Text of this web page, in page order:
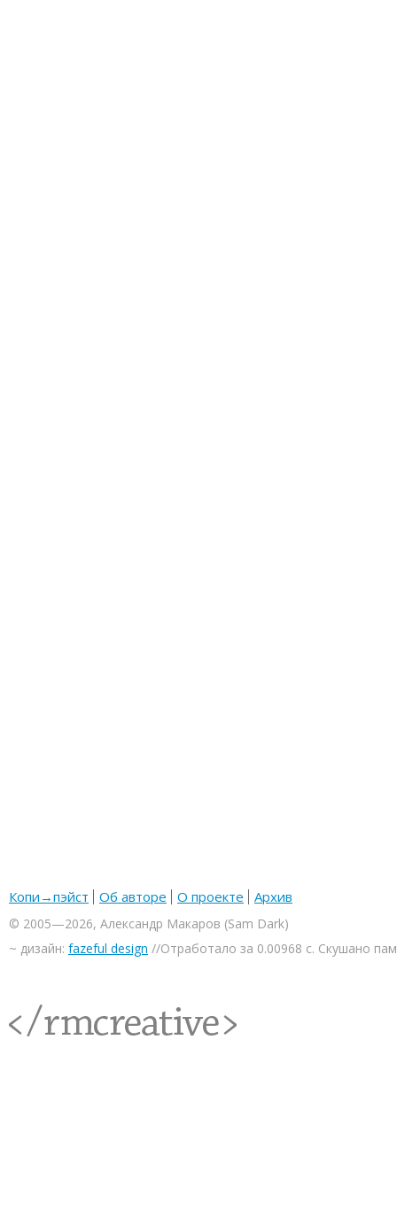
Копи→пэйст Об авторе О проекте Архив
© 2005—2026, Александр Макаров (Sam Dark)
~ дизайн: fazeful design //Отработало за 0.00968 с. Скушано
<rmcreative/>